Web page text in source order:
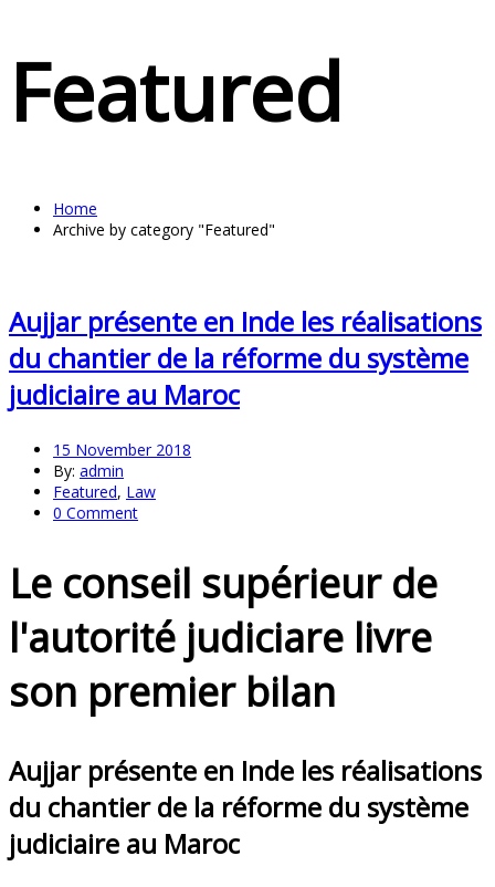
Featured
Home
Archive by category "Featured"
Aujjar présente en Inde les réalisations
du chantier de la réforme du système
judiciaire au Maroc
15 November 2018
By: admin
Featured, Law
0 Comment
Le conseil supérieur de
l'autorité judiciare livre
son premier bilan
Aujjar présente en Inde les réalisations
du chantier de la réforme du système
judiciaire au Maroc